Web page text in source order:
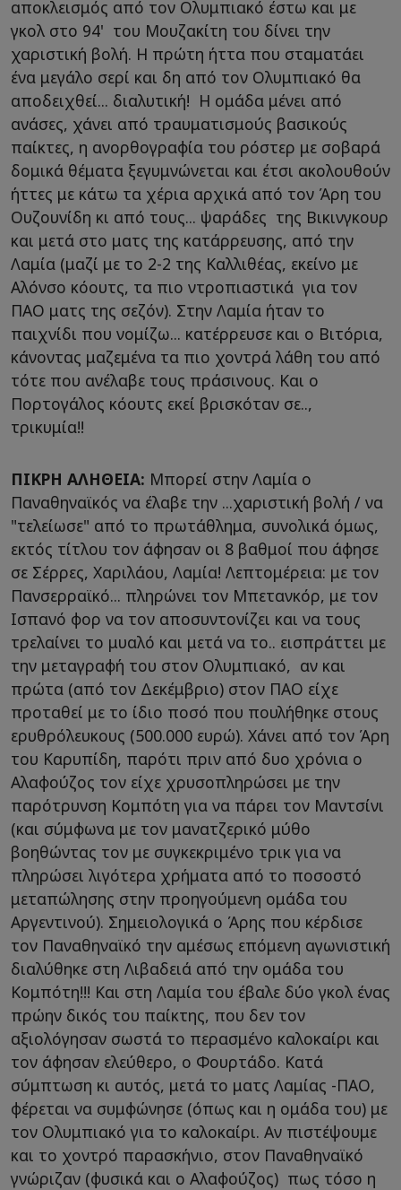
αποκλεισμός από τον Ολυμπιακό έστω και με
γκολ στο 94' του Μουζακίτη του δίνει την
χαριστική βολή. Η πρώτη ήττα που σταματάει
ένα μεγάλο σερί και δη από τον Ολυμπιακό θα
αποδειχθεί... διαλυτική! Η ομάδα μένει από
ανάσες, χάνει από τραυματισμούς βασικούς
παίκτες, η ανορθογραφία του ρόστερ με σοβαρά
δομικά θέματα ξεγυμνώνεται και έτσι ακολουθούν
ήττες με κάτω τα χέρια αρχικά από τον Άρη του
Ουζουνίδη κι από τους... ψαράδες της Βικινγκουρ
και μετά στο ματς της κατάρρευσης, από την
Λαμία (μαζί με το 2-2 της Καλλιθέας, εκείνο με
Αλόνσο κόουτς, τα πιο ντροπιαστικά για τον
ΠΑΟ ματς της σεζόν). Στην Λαμία ήταν το
παιχνίδι που νομίζω... κατέρρευσε και ο Βιτόρια,
κάνοντας μαζεμένα τα πιο χοντρά λάθη του από
τότε που ανέλαβε τους πράσινους. Και ο
Πορτογάλος κόουτς εκεί βρισκόταν σε..,
τρικυμία!!
ΠΙΚΡΗ ΑΛΗΘΕΙΑ: Μπορεί στην Λαμία ο
Παναθηναϊκός να έλαβε την ...χαριστική βολή / να
"τελείωσε" από το πρωτάθλημα, συνολικά όμως,
εκτός τίτλου τον άφησαν οι 8 βαθμοί που άφησε
σε Σέρρες, Χαριλάου, Λαμία! Λεπτομέρεια: με τον
Πανσερραϊκό... πληρώνει τον Μπετανκόρ, με τον
Ισπανό φορ να τον αποσυντονίζει και να τους
τρελαίνει το μυαλό και μετά να το.. εισπράττει με
την μεταγραφή του στον Ολυμπιακό, αν και
πρώτα (από τον Δεκέμβριο) στον ΠΑΟ είχε
προταθεί με το ίδιο ποσό που πουλήθηκε στους
ερυθρόλευκους (500.000 ευρώ). Χάνει από τον Άρη
του Καρυπίδη, παρότι πριν από δυο χρόνια ο
Αλαφούζος τον είχε χρυσοπληρώσει με την
παρότρυνση Κομπότη για να πάρει τον Μαντσίνι
(και σύμφωνα με τον μανατζερικό μύθο
βοηθώντας τον με συγκεκριμένο τρικ για να
πληρώσει λιγότερα χρήματα από το ποσοστό
μεταπώλησης στην προηγούμενη ομάδα του
Αργεντινού). Σημειολογικά ο Άρης που κέρδισε
τον Παναθηναϊκό την αμέσως επόμενη αγωνιστική
διαλύθηκε στη Λιβαδειά από την ομάδα του
Κομπότη!!! Και στη Λαμία του έβαλε δύο γκολ ένας
πρώην δικός του παίκτης, που δεν τον
αξιολόγησαν σωστά το περασμένο καλοκαίρι και
τον άφησαν ελεύθερο, ο Φουρτάδο. Κατά
σύμπτωση κι αυτός, μετά το ματς Λαμίας -ΠΑΟ,
φέρεται να συμφώνησε (όπως και η ομάδα του) με
τον Ολυμπιακό για το καλοκαίρι. Αν πιστέψουμε
και το χοντρό παρασκήνιο, στον Παναθηναϊκό
γνώριζαν (φυσικά και ο Αλαφούζος) πως τόσο η